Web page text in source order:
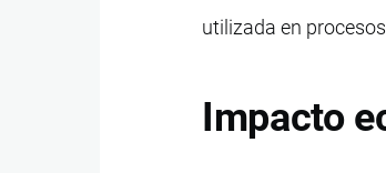
utilizada en
Impacto